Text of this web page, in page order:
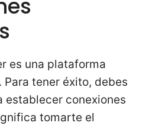
es una plataforma
tener éxito, debes
establecer conexiones
tomarte el